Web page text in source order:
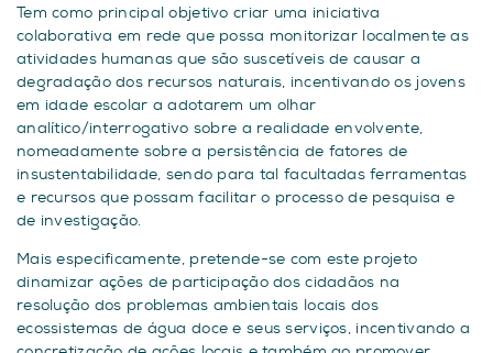
Tem como principal objetivo criar uma iniciativa
colaborativa em rede que possa monitorizar localmente as
atividades humanas que são suscetíveis de causar a
degradação dos recursos naturais, incentivando os jovens
em idade escolar a adotarem um olhar
analítico/interrogativo sobre a realidade envolvente,
nomeadamente sobre a persistência de fatores de
insustentabilidade, sendo para tal facultadas ferramentas
e recursos que possam facilitar o processo de pesquisa e
de investigação.
Mais especificamente, pretende-se com este projeto
dinamizar ações de participação dos cidadãos na
resolução dos problemas ambientais locais dos
ecossistemas de água doce e seus serviços, incentivando a